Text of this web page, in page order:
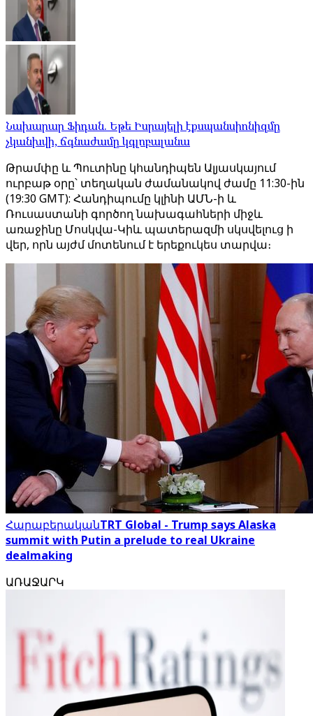
Նախարար Ֆիդան. Եթե Իսրայելի էքսպանսիոնիզմը
չկանխվի, ճգնաժամը կգլոբալանա
Թրամփը և Պուտինը կհանդիպեն Ալյասկայում
ուրբաթ օրը՝ տեղական ժամանակով ժամը 11:30-ին
(19:30 GMT): Հանդիպումը կլինի ԱՄՆ-ի և
Ռուսաստանի գործող նախագահների միջև
առաջինը Մոսկվա-Կիև պատերազմի սկսվելուց ի
վեր, որն այժմ մոտենում է երեքուկես տարվա։
ՀարաբերականTRT Global - Trump says Alaska
summit with Putin a prelude to real Ukraine
dealmaking
ԱՌԱՋԱՐԿ